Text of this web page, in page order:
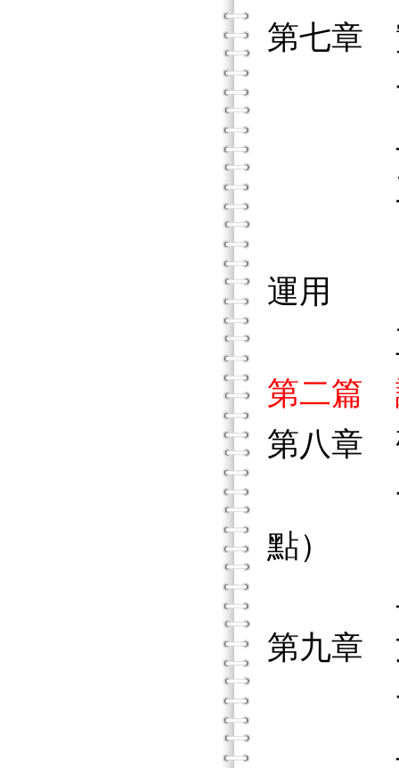
第七章
一、
二、
三、
運用
五、
第二篇
第八章
一、
點）
二、
第九章
一、
二、